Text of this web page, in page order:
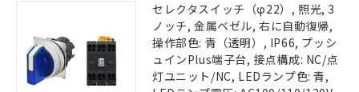
セレクタスイッチ（φ22）, 照光, 3
ノッチ, 金属ベゼル, 右に自動復帰,
操作部色: 青（透明）, IP66, プッシ
ュインPlus端子台, 接点構成: NC/点
灯ユニット/NC, LEDランプ色: 青,